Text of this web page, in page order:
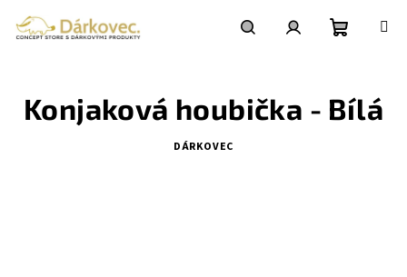
obsah
košík
Konjaková houbička - Bílá
DÁRKOVEC